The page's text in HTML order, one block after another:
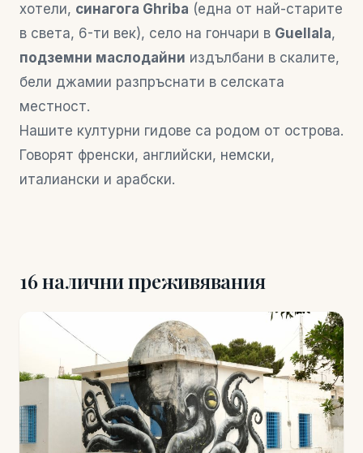
хотели, синагога Ghriba (една от най-старите
в света, 6-ти век), село на гончари в Guellala,
подземни маслодайни издълбани в скалите,
бели джамии разпръснати в селската
местност.
Нашите културни гидове са родом от острова.
Говорят френски, английски, немски,
италиански и арабски.
16 налични преживявания